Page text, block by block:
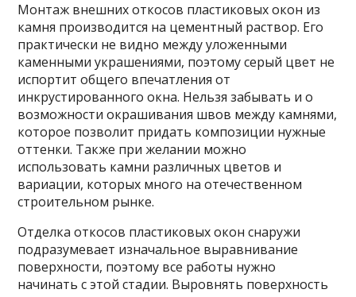
Монтаж внешних откосов пластиковых окон из
камня производится на цементный раствор. Его
практически не видно между уложенными
каменными украшениями, поэтому серый цвет не
испортит общего впечатления от
инкрустированного окна. Нельзя забывать и о
возможности окрашивания швов между камнями,
которое позволит придать композиции нужные
оттенки. Также при желании можно
использовать камни различных цветов и
вариации, которых много на отечественном
строительном рынке.
Отделка откосов пластиковых окон снаружи
подразумевает изначальное выравнивание
поверхности, поэтому все работы нужно
начинать с этой стадии. Выровнять поверхность